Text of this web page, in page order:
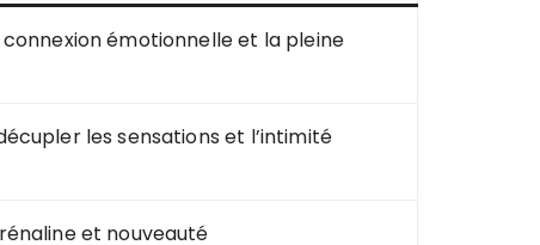
émotionnelle et la pleine
les sensations et l’intimité
et nouveauté